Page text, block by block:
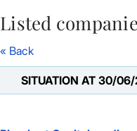
Skip to Main Content
Listed
« Back
SITUATION AT 30/